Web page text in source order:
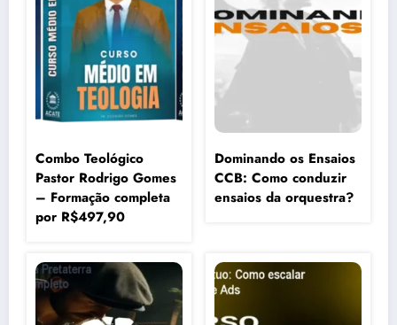
Combo Teológico
Pastor Rodrigo Gomes
– Formação completa
por R$497,90
Dominando os Ensaios
CCB: Como conduzir
ensaios da orquestra?